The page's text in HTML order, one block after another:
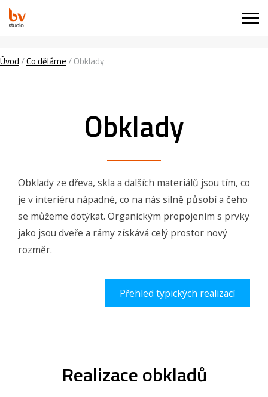
Úvod/Co děláme/Obklady
Obklady
Obklady ze dřeva, skla a dalších materiálů jsou tím, co
je v interiéru nápadné, co na nás silně působí a čeho
se můžeme dotýkat. Organickým propojením s prvky
jako jsou dveře a rámy získává celý prostor nový
rozměr.
Přehled typických realizací
Realizace obkladů